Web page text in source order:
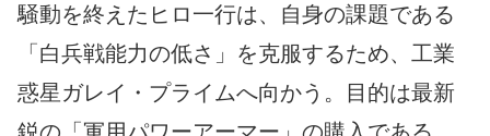
騒動を終えたヒロ一行は、自身の課題である
「白兵戦能力の低さ」を克服するため、工業
惑星ガレイ・プライムへ向かう。目的は最新
鋭の「軍用パワーアーマー」の購入である。